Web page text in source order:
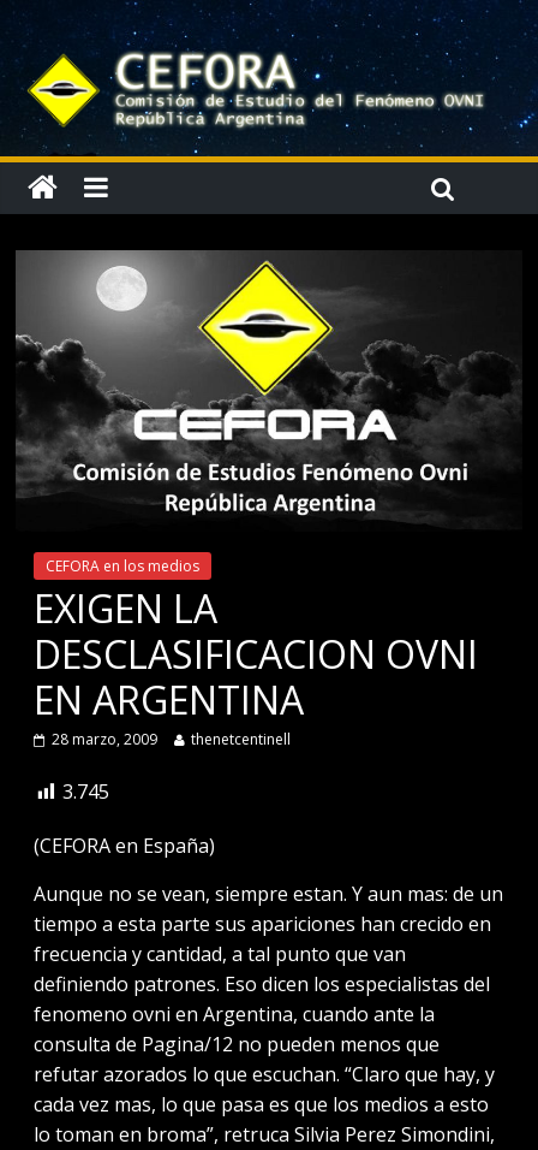
CEFORA en los medios
EXIGEN LA
DESCLASIFICACION OVNI
EN ARGENTINA
28 marzo, 2009 thenetcentinell
3.745
(CEFORA en España)
Aunque no se vean, siempre estan. Y aun mas: de un
tiempo a esta parte sus apariciones han crecido en
frecuencia y cantidad, a tal punto que van
definiendo patrones. Eso dicen los especialistas del
fenomeno ovni en Argentina, cuando ante la
consulta de Pagina/12 no pueden menos que
refutar azorados lo que escuchan. “Claro que hay, y
cada vez mas, lo que pasa es que los medios a esto
lo toman en broma”, retruca Silvia Perez Simondini,